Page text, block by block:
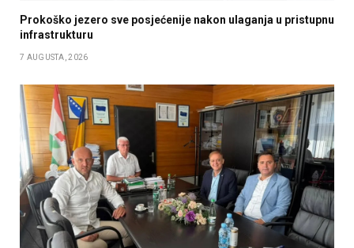
Prokoško jezero sve posjećenije nakon ulaganja u pristupnu
infrastrukturu
7 AUGUSTA, 2026